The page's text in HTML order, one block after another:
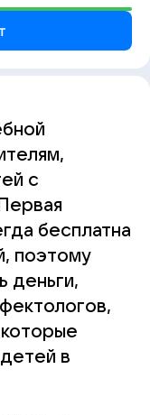
с
бесплатна
поэтому
деньги,
в